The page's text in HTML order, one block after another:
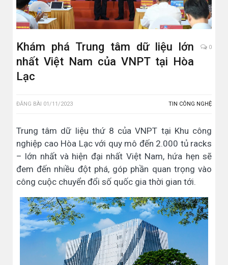
Khám phá Trung tâm dữ liệu lớn
nhất Việt Nam của VNPT tại Hòa
Lạc
0
ĐĂNG BÀI 01/11/2023 TIN CÔNG NGHỆ
Trung tâm dữ liệu thứ 8 của VNPT tại Khu công
nghiệp cao Hòa Lạc với quy mô đến 2.000 tủ racks
– lớn nhất và hiện đại nhất Việt Nam, hứa hẹn sẽ
đem đến nhiều đột phá, góp phần quan trọng vào
công cuộc chuyển đổi số quốc gia thời gian tới.